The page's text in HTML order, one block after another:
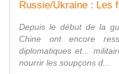
Depuis le début de la
Chine ont encore
diplomatiques et...
nourrir les soupçons d...